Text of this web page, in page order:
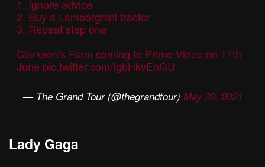
1. Ignore advice
2. Buy a Lamborghini tractor
3. Repeat step one
Clarkson's Farm coming to Prime Video on 11th
June pic.twitter.com/IgbHkvEnGU
— The Grand Tour (@thegrandtour) May 30, 2021
Lady Gaga